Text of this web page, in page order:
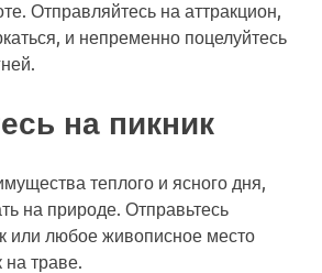
Отправляйтесь на аттракцион,
и непременно поцелуйтесь
на пикник
теплого и ясного дня,
на природе. Отправьтесь
или любое живописное место
на траве.